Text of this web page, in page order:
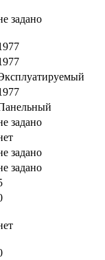
задано
задано
задано
задано